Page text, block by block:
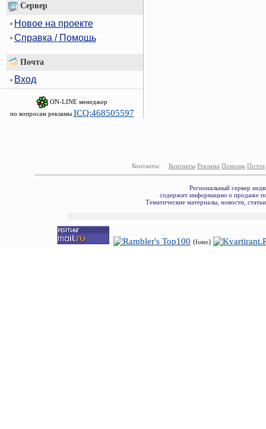
Сервер
Новое на проекте
Справка / Помощь
Почта
Вход
ON-LINE менеджер
по вопросам рекламы ICQ:468505597
Контакты: Контакты Реклама Помощь Почта
Региональный сервер
содержит информацию о продаже
Тематические материалы, новости,
{foter}